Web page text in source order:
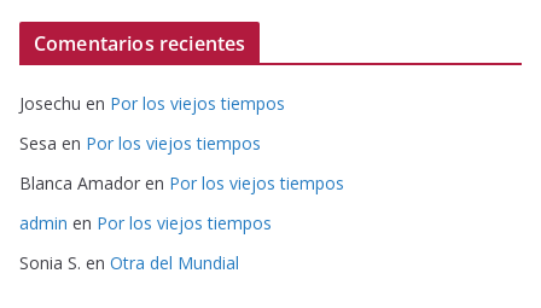
Comentarios recientes
Josechu en Por los viejos tiempos
Sesa en Por los viejos tiempos
Blanca Amador en Por los viejos tiempos
admin en Por los viejos tiempos
Sonia S. en Otra del Mundial